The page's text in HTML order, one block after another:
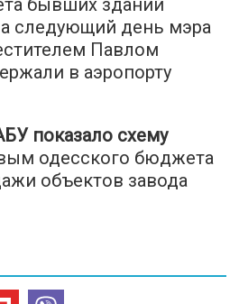
бывших зданий
следующий день мэра
Павлом
в аэропорту
показало схему
одесского бюджета
объектов завода